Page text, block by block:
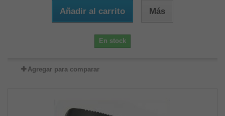
Añadir al carrito Más
En stock
Agregar para comparar